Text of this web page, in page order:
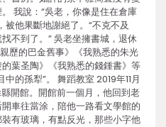
我說：“吳老，你像是住在倉庫
被他果斷地謝絕了。“不克不及
不到了。” 吳老坐擁書城，退休
歷的巴金舊事》《我熟悉的朱光
葉圣陶》《我熟悉的錢鍾書》等
的孫犁”。 舞蹈教室 2019年11月
開館。開館前一個月，他回到老
車往當涂，陪他一路看文學館的
有玻璃，有點反光，那些小字他